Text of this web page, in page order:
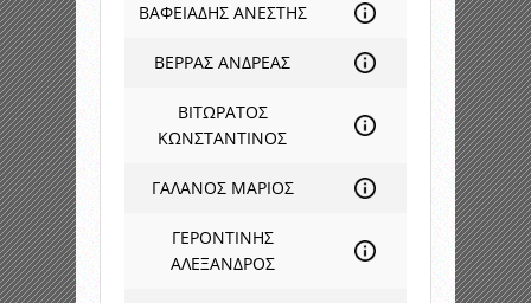
ΒΑΦΕΙΑΔΗΣ ΑΝΕΣΤΗΣ
ΒΕΡΡΑΣ ΑΝΔΡΕΑΣ
ΒΙΤΩΡΑΤΟΣ
ΚΩΝΣΤΑΝΤΙΝΟΣ
ΓΑΛΑΝΟΣ ΜΑΡΙΟΣ
ΓΕΡΟΝΤΙΝΗΣ
ΑΛΕΞΑΝΔΡΟΣ